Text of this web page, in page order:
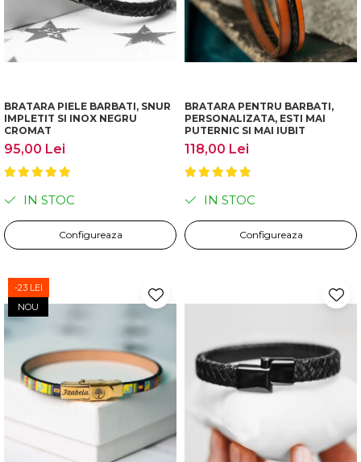
BRATARA PIELE BARBATI, SNUR
IMPLETIT SI INOX NEGRU
CROMAT
95,00 Lei
IN STOC
Configureaza
BRATARA PENTRU BARBATI,
PERSONALIZATA, ESTI MAI
PUTERNIC SI MAI IUBIT
118,00 Lei
IN STOC
Configureaza
-23 LEI
NOU